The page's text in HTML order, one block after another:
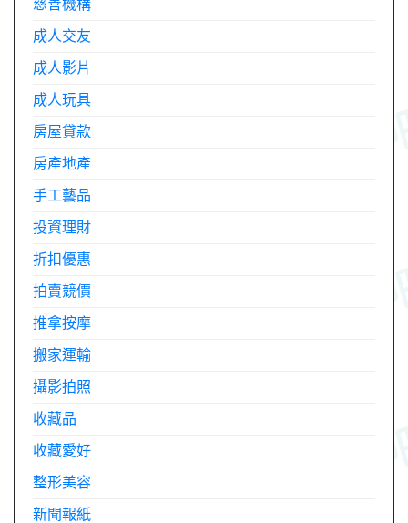
慈善機構
成人交友
成人影片
成人玩具
房屋貸款
房產地產
手工藝品
投資理財
折扣優惠
拍賣競價
推拿按摩
搬家運輸
攝影拍照
收藏品
收藏愛好
整形美容
新聞報紙